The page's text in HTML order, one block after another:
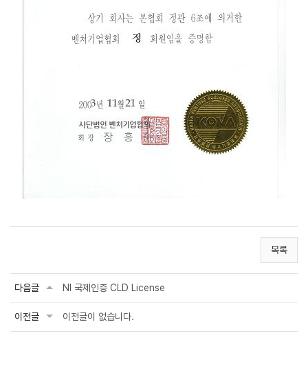
목록
다음글 NI 국제인증 CLD License
이전글 이전글이 없습니다.